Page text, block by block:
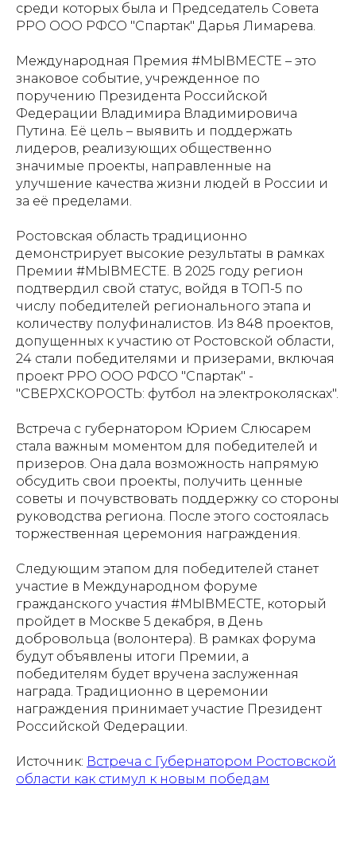
среди которых была и Председатель Совета
РРО ООО РФСО "Спартак" Дарья Лимарева.
Международная Премия #МЫВМЕСТЕ – это
знаковое событие, учрежденное по
поручению Президента Российской
Федерации Владимира Владимировича
Путина. Её цель – выявить и поддержать
лидеров, реализующих общественно
значимые проекты, направленные на
улучшение качества жизни людей в России и
за её пределами.
Ростовская область традиционно
демонстрирует высокие результаты в рамках
Премии #МЫВМЕСТЕ. В 2025 году регион
подтвердил свой статус, войдя в ТОП-5 по
числу победителей регионального этапа и
количеству полуфиналистов. Из 848 проектов,
допущенных к участию от Ростовской области,
24 стали победителями и призерами, включая
проект РРО ООО РФСО "Спартак" -
"СВЕРХСКОРОСТЬ: футбол на электроколясках".
Встреча с губернатором Юрием Слюсарем
стала важным моментом для победителей и
призеров. Она дала возможность напрямую
обсудить свои проекты, получить ценные
советы и почувствовать поддержку со стороны
руководства региона. После этого состоялась
торжественная церемония награждения.
Следующим этапом для победителей станет
участие в Международном форуме
гражданского участия #МЫВМЕСТЕ, который
пройдет в Москве 5 декабря, в День
добровольца (волонтера). В рамках форума
будут объявлены итоги Премии, а
победителям будет вручена заслуженная
награда. Традиционно в церемонии
награждения принимает участие Президент
Российской Федерации.
Источник: Встреча с Губернатором Ростовской
области как стимул к новым победам